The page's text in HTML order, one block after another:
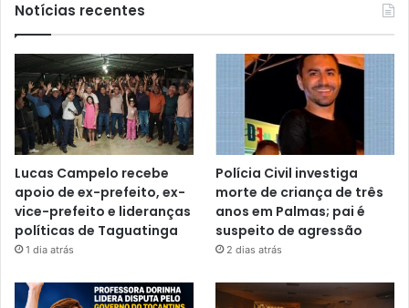
Notícias recentes
Lucas Campelo recebe
apoio de ex-prefeito, ex-
vice-prefeito e lideranças
políticas de Taguatinga
1 dia atrás
Polícia Civil investiga
morte de criança de três
anos em Palmas; pai é
suspeito de agressão
2 dias atrás